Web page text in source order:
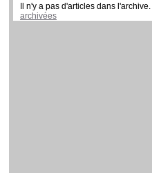
Il n'y a pas d'articles dans l'archive.
archivées